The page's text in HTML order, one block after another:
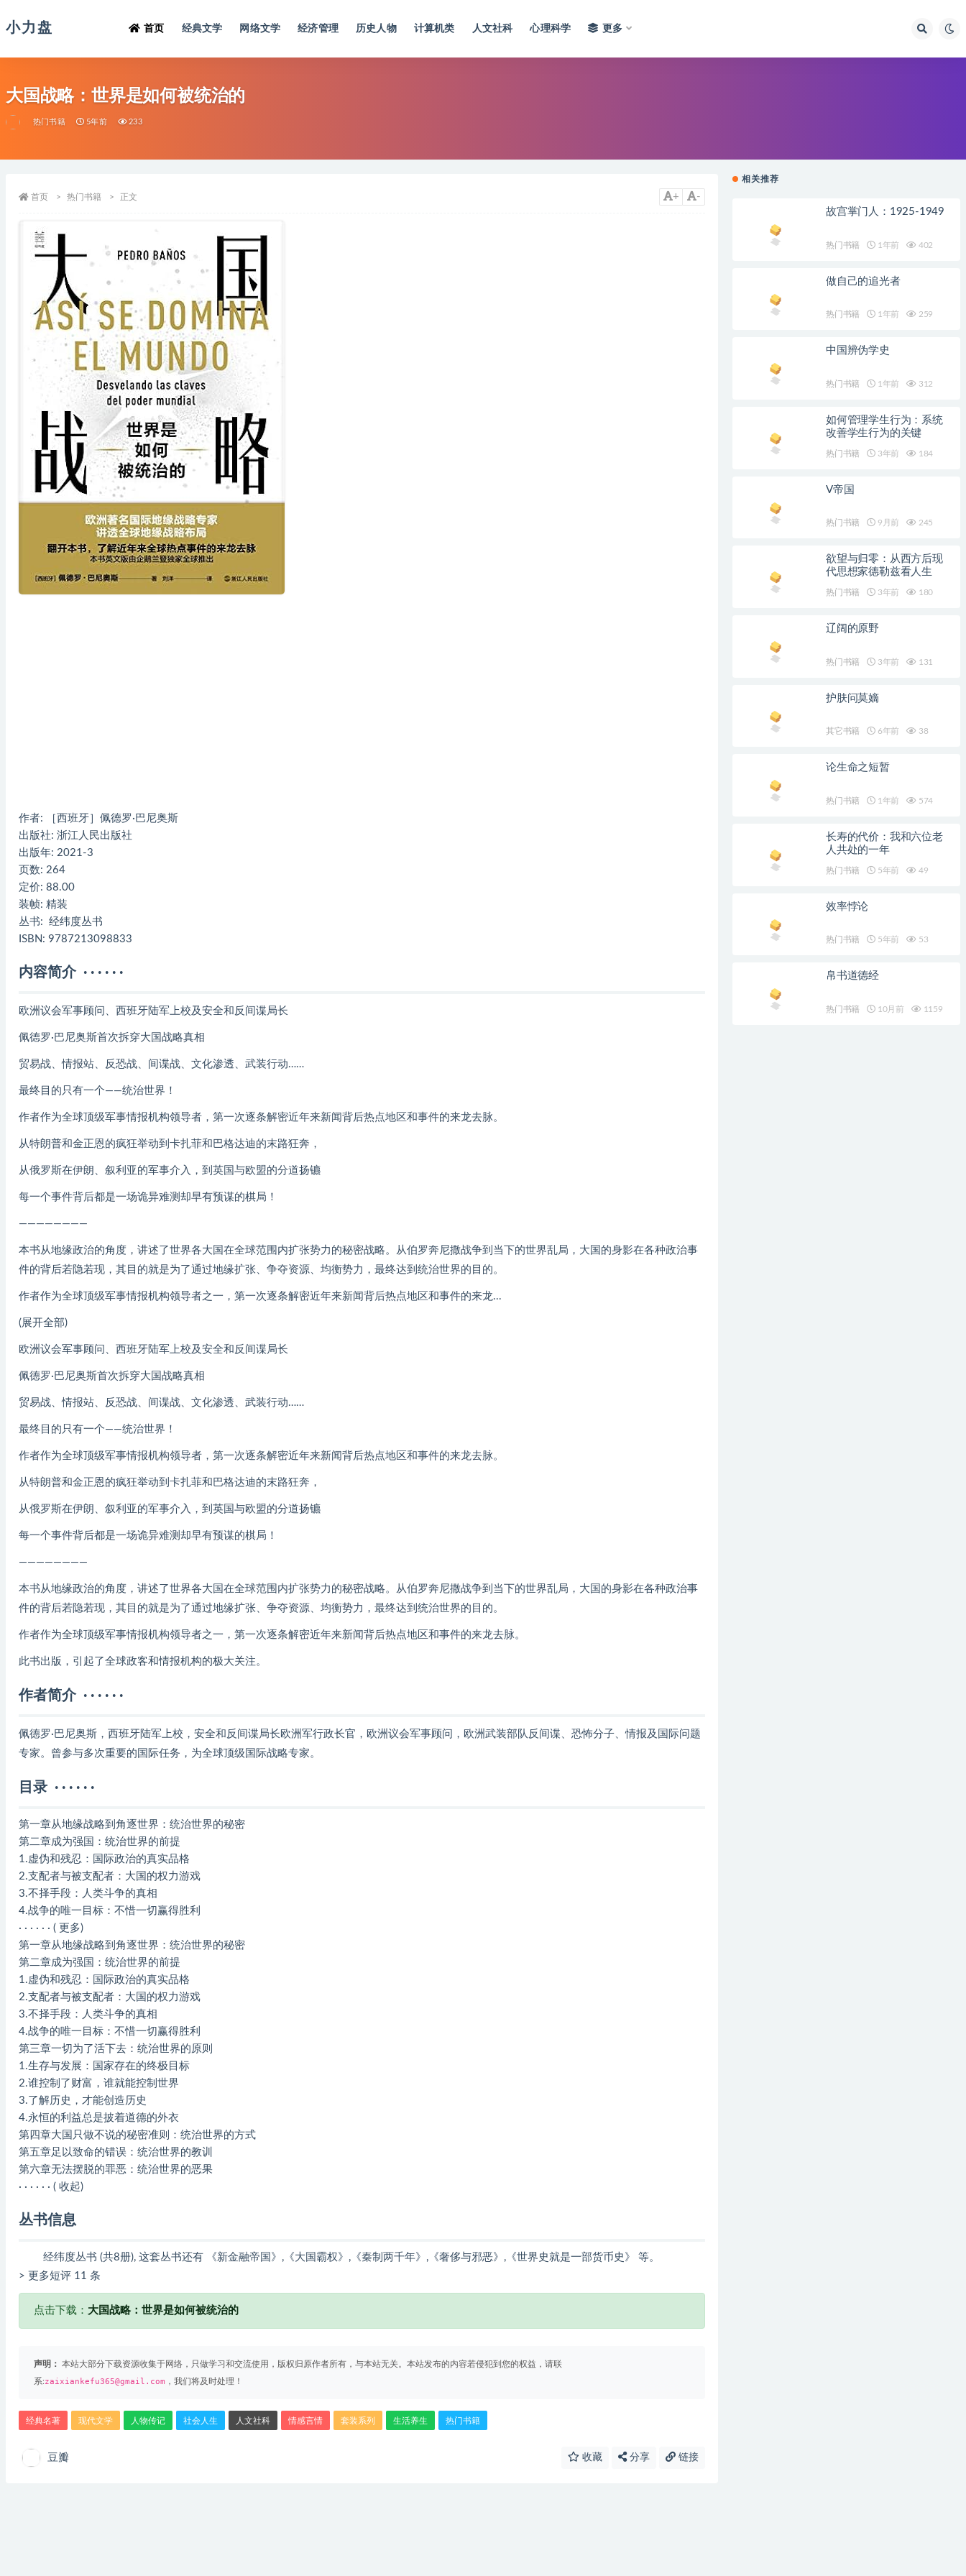
小力盘 首页 经典文学 网络文学 经济管理 历史人物 计算机类 人文社科 心理科学 更多
大国战略：世界是如何被统治的
热门书籍 5年前 233
+ -
首页 热门书籍 正文
作者: ［西班牙］佩德罗·巴尼奥斯
出版社: 浙江人民出版社
出版年: 2021-3
页数: 264
定价: 88.00
装帧: 精装
丛书: 经纬度丛书
ISBN: 9787213098833
内容简介 · · · · · ·
欧洲议会军事顾问、西班牙陆军上校及安全和反间谍局长
佩德罗·巴尼奥斯首次拆穿大国战略真相
贸易战、情报站、反恐战、间谍战、文化渗透、武装行动……
最终目的只有一个——统治世界！
作者作为全球顶级军事情报机构领导者，第一次逐条解密近年来新闻背后热点地区和事件的来龙去脉。
从特朗普和金正恩的疯狂举动到卡扎菲和巴格达迪的末路狂奔，
从俄罗斯在伊朗、叙利亚的军事介入，到英国与欧盟的分道扬镳
每一个事件背后都是一场诡异难测却早有预谋的棋局！
————————
本书从地缘政治的角度，讲述了世界各大国在全球范围内扩张势力的秘密战略。从伯罗奔尼撒战争到当下的世界乱局，大国的身影在各种政治事
件的背后若隐若现，其目的就是为了通过地缘扩张、争夺资源、均衡势力，最终达到统治世界的目的。
作者作为全球顶级军事情报机构领导者之一，第一次逐条解密近年来新闻背后热点地区和事件的来龙...
(展开全部)
欧洲议会军事顾问、西班牙陆军上校及安全和反间谍局长
佩德罗·巴尼奥斯首次拆穿大国战略真相
贸易战、情报站、反恐战、间谍战、文化渗透、武装行动……
最终目的只有一个——统治世界！
作者作为全球顶级军事情报机构领导者，第一次逐条解密近年来新闻背后热点地区和事件的来龙去脉。
从特朗普和金正恩的疯狂举动到卡扎菲和巴格达迪的末路狂奔，
从俄罗斯在伊朗、叙利亚的军事介入，到英国与欧盟的分道扬镳
每一个事件背后都是一场诡异难测却早有预谋的棋局！
————————
本书从地缘政治的角度，讲述了世界各大国在全球范围内扩张势力的秘密战略。从伯罗奔尼撒战争到当下的世界乱局，大国的身影在各种政治事
件的背后若隐若现，其目的就是为了通过地缘扩张、争夺资源、均衡势力，最终达到统治世界的目的。
作者作为全球顶级军事情报机构领导者之一，第一次逐条解密近年来新闻背后热点地区和事件的来龙去脉。
此书出版，引起了全球政客和情报机构的极大关注。
作者简介 · · · · · ·
佩德罗·巴尼奥斯，西班牙陆军上校，安全和反间谍局长欧洲军行政长官，欧洲议会军事顾问，欧洲武装部队反间谍、恐怖分子、情报及国际问题
专家。曾参与多次重要的国际任务，为全球顶级国际战略专家。
目录 · · · · · ·
第一章从地缘战略到角逐世界：统治世界的秘密
第二章成为强国：统治世界的前提
1.虚伪和残忍：国际政治的真实品格
2.支配者与被支配者：大国的权力游戏
3.不择手段：人类斗争的真相
4.战争的唯一目标：不惜一切赢得胜利
· · · · · · ( 更多)
第一章从地缘战略到角逐世界：统治世界的秘密
第二章成为强国：统治世界的前提
1.虚伪和残忍：国际政治的真实品格
2.支配者与被支配者：大国的权力游戏
3.不择手段：人类斗争的真相
4.战争的唯一目标：不惜一切赢得胜利
第三章一切为了活下去：统治世界的原则
1.生存与发展：国家存在的终极目标
2.谁控制了财富，谁就能控制世界
3.了解历史，才能创造历史
4.永恒的利益总是披着道德的外衣
第四章大国只做不说的秘密准则：统治世界的方式
第五章足以致命的错误：统治世界的教训
第六章无法摆脱的罪恶：统治世界的恶果
· · · · · · ( 收起)
丛书信息
经纬度丛书 (共8册), 这套丛书还有 《新金融帝国》,《大国霸权》,《秦制两千年》,《奢侈与邪恶》,《世界史就是一部货币史》 等。
> 更多短评 11 条
点击下载： 大国战略：世界是如何被统治的
声明： 本站大部分下载资源收集于网络，只做学习和交流使用，版权归原作者所有，与本站无关。本站发布的内容若侵犯到您的权益，请联
系:zaixiankefu365@gmail.com ，我们将及时处理！
经典名著 现代文学 人物传记 社会人生 人文社科 情感言情 套装系列 生活养生 热门书籍
豆瓣 收藏 分享 链接
相关推荐
故宫掌门人：1925-1949
热门书籍 1年前 402
做自己的追光者
热门书籍 1年前 259
中国辨伪学史
热门书籍 1年前 312
如何管理学生行为：系统
改善学生行为的关键
热门书籍 3年前 184
V帝国
热门书籍 9月前 245
欲望与归零：从西方后现
代思想家德勒兹看人生
热门书籍 3年前 180
辽阔的原野
热门书籍 3年前 131
护肤问莫嫡
其它书籍 6年前 38
论生命之短暂
热门书籍 1年前 574
长寿的代价：我和六位老
人共处的一年
热门书籍 5年前 49
效率悖论
热门书籍 5年前 53
帛书道德经
热门书籍 10月前 1159